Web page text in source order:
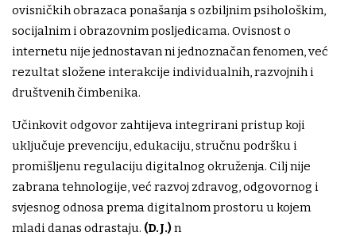
ovisničkih obrazaca ponašanja s ozbiljnim psihološkim,
socijalnim i obrazovnim posljedicama. Ovisnost o
internetu nije jednostavan ni jednoznačan fenomen, već
rezultat složene interakcije individualnih, razvojnih i
društvenih čimbenika.
Učinkovit odgovor zahtijeva integrirani pristup koji
uključuje prevenciju, edukaciju, stručnu podršku i
promišljenu regulaciju digitalnog okruženja. Cilj nije
zabrana tehnologije, već razvoj zdravog, odgovornog i
svjesnog odnosa prema digitalnom prostoru u kojem
mladi danas odrastaju. (D.J.)n